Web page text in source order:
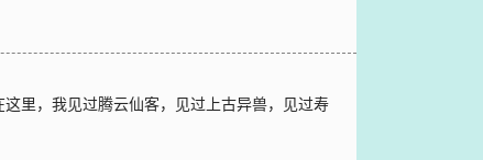
里，我见过腾云仙客，见过上古异兽，见过寿